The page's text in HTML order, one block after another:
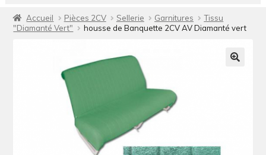
Accueil Pièces 2CV Sellerie Garnitures
Tissu
"Diamanté Vert"
housse de Banquette 2CV AV Diamanté vert